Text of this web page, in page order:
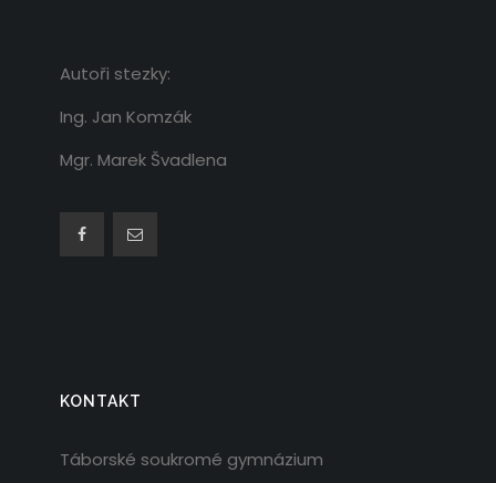
Autoři stezky:
Ing. Jan Komzák
Mgr. Marek Švadlena
KONTAKT
Táborské soukromé gymnázium